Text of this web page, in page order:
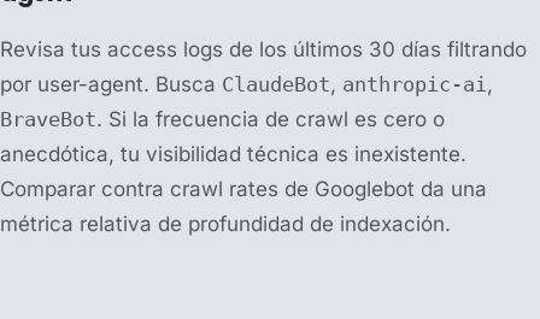
Revisa tus access logs de los últimos 30 días filtrando
por user-agent. Busca ClaudeBot, anthropic-ai ,
BraveBot. Si la frecuencia de crawl es cero o
anecdótica, tu visibilidad técnica es inexistente.
Comparar contra crawl rates de Googlebot da una
métrica relativa de profundidad de indexación.